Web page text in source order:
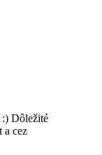
:) Dôležité
a cez